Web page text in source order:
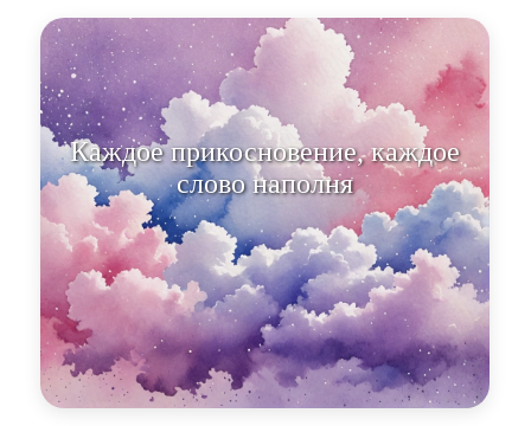
Каждое прикосновение, каждое
слово наполняет мгновение
глубоким смысл